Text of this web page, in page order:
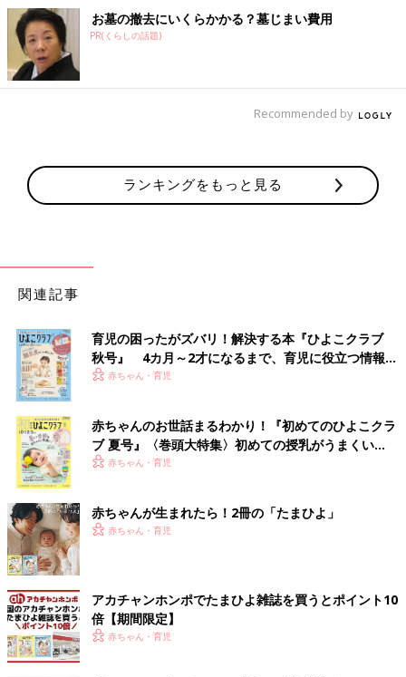
お墓の撤去にいくらかかる？墓じまい費用
PR(くらしの話題)
Recommended by
ランキングをもっと見る
関連記事
育児の困ったがズバリ！解決する本『ひよこクラブ
秋号』 4カ月～2才になるまで、育児に役立つ情報が
いっぱい！
赤ちゃん・育児
赤ちゃんのお世話まるわかり！『初めてのひよこクラ
ブ 夏号』〈巻頭大特集〉初めての授乳がうまくい
く！ おっぱい・ミルクの基本と夏のトラブル 解決テ
赤ちゃん・育児
赤ちゃんが生まれたら！2冊の「たまひよ」
赤ちゃん・育児
アカチャンホンポでたまひよ雑誌を買うとポイント10
倍【期間限定】
赤ちゃん・育児